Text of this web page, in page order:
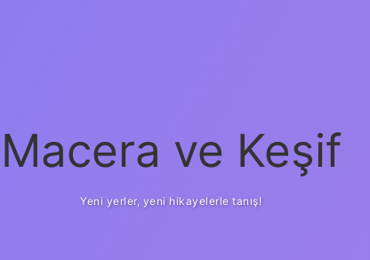
Macera ve Keşif
Yeni yerler, yeni hikayelerle tanış!